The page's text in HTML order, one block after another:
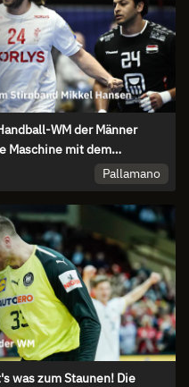
WM der Männer
Maschine mit dem
Mikkel Hansen
Pallamano
was zum Staunen! Die